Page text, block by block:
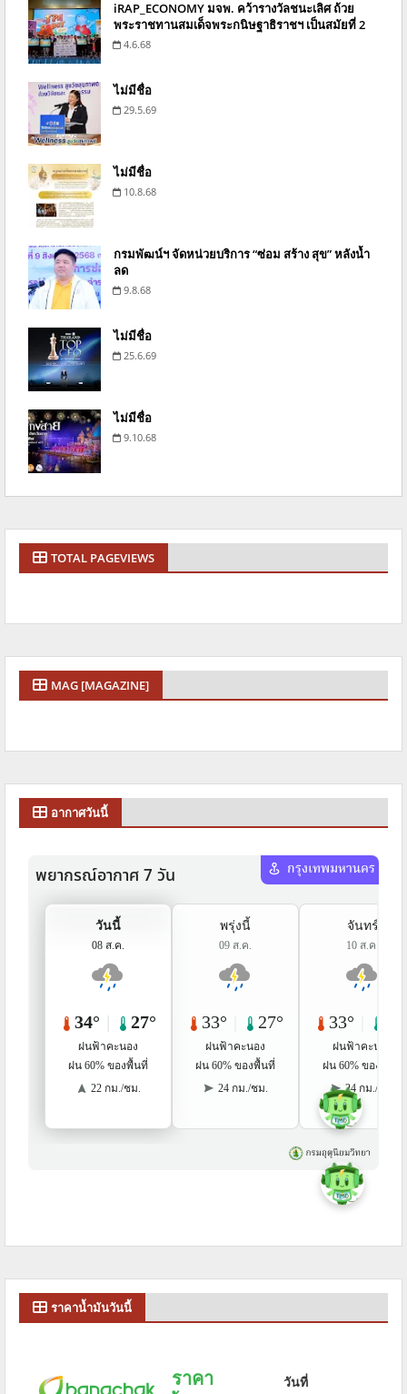
iRAP_ECONOMY มจพ. คว้ารางวัลชนะเลิศ ถ้วย
พระราชทานสมเด็จพระกนิษฐาธิราชฯ เป็นสมัยที่ 2
4.6.68
ไม่มีชื่อ
29.5.69
ไม่มีชื่อ
10.8.68
กรมพัฒน์ฯ จัดหน่วยบริการ “ซ่อม สร้าง สุข” หลังน้ำ
ลด
9.8.68
ไม่มีชื่อ
25.6.69
ไม่มีชื่อ
9.10.68
TOTAL PAGEVIEWS
MAG [MAGAZINE]
อากาศวันนี้
ราคาน้ำมันวันนี้